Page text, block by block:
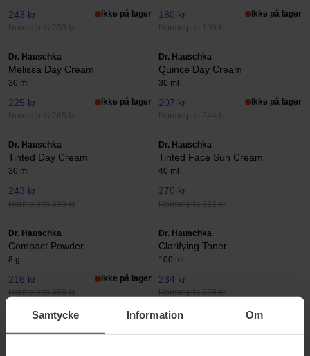
Samtycke Information Om
243 kr
Normalpris 293 kr
Ikke på lager 180 kr
Normalpris 199 kr
Ikke på lager
Dr. Hauschka
Melissa Day Cream
30 ml
225 kr
Normalpris 265 kr
Ikke på lager
Dr. Hauschka
Quince Day Cream
30 ml
207 kr
Normalpris 244 kr
Ikke på lager
Dr. Hauschka
Tinted Day Cream
30 ml
243 kr
Normalpris 293 kr
Dr. Hauschka
Tinted Face Sun Cream
40 ml
270 kr
Normalpris 321 kr
Dr. Hauschka
Compact Powder
8 g
216 kr
Normalpris 258 kr
Ikke på lager
Dr. Hauschka
Clarifying Toner
100 ml
234 kr
Normalpris 279 kr
Dr. Hauschka
Apricot Day Cream
Dr. Hauschka
Eye Balm